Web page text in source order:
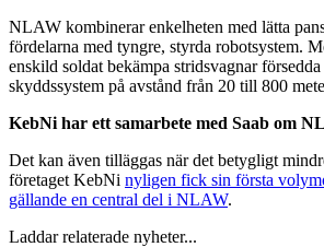
NLAW kombinerar enkelheten med lätta
fördelarna med tyngre, styrda robotsystem.
enskild soldat bekämpa stridsvagnar
skyddssystem på avstånd från 20 till 800
KebNi har ett samarbete med Saab om
Det kan även tilläggas när det betygligt
företaget KebNi nyligen fick sin första
gällande en central del i NLAW.
Laddar relaterade nyheter...